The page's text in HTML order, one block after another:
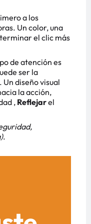
a los
Un color, una
el clic más
de atención es
ser la
diseño visual
la acción,
,Reflejarel
.
el equilibrio